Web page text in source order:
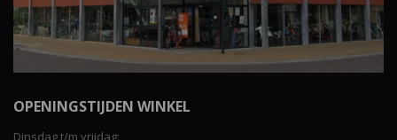
OPENINGSTIJDEN WINKEL
Dinsdag t/m vrijdag: